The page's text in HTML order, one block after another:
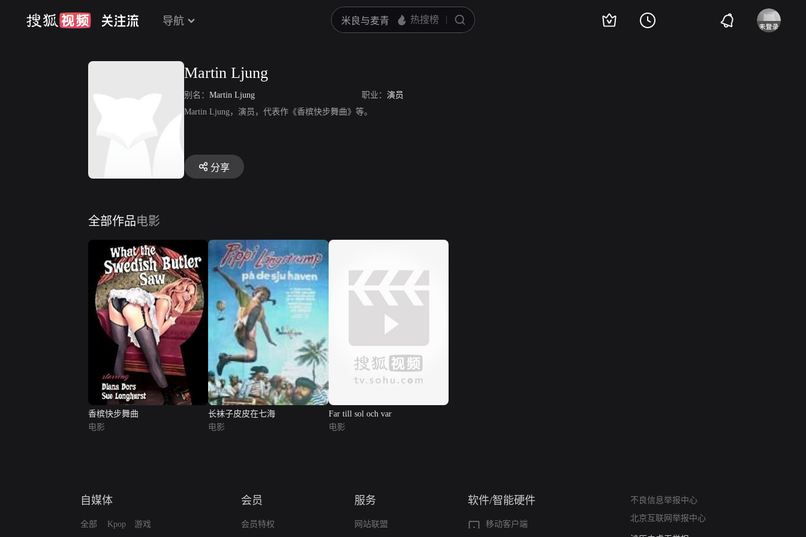
导航
Martin Ljung
别名： Martin Ljung 职业： 演员
Martin Ljung，演员，代表作《香槟快步舞曲》等。
分享
全部作品电影
香槟快步舞曲
电影
长袜子皮皮在七海
电影
Far till sol och var
电影
自媒体
全部 Kpop 游戏
会员
会员特权
服务
网站联盟
软件/智能硬件
移动客户端
不良信息举报中心
北京互联网举报中心
亚运会举报专区